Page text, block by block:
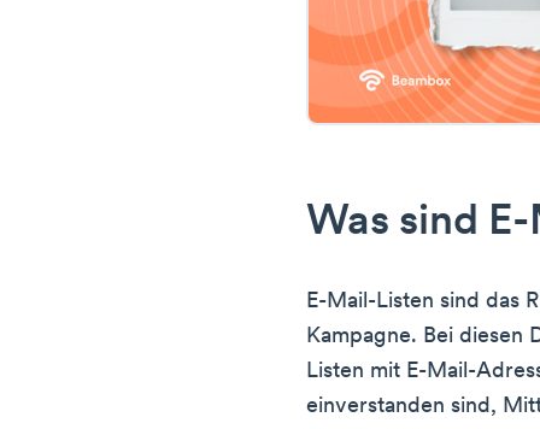
Was sind
E-Mail-Listen sind das
Kampagne. Bei diesen
Listen mit E-Mail-
einverstanden sind,